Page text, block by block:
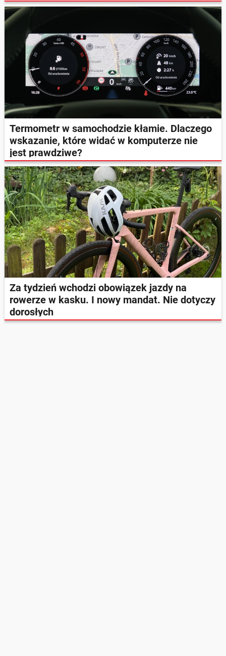
Termometr w samochodzie kłamie. Dlaczego
wskazanie, które widać w komputerze nie
jest prawdziwe?
Za tydzień wchodzi obowiązek jazdy na
rowerze w kasku. I nowy mandat. Nie dotyczy
dorosłych